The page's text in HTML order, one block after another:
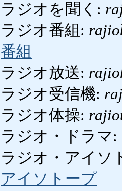
ラジオを聞く:
ラジオ番組:
番組
ラジオ放送:
ラジオ受信機:
ラジオ体操:
ラジオ・ドラマ:
ラジオ・アイソ
アイソトープ